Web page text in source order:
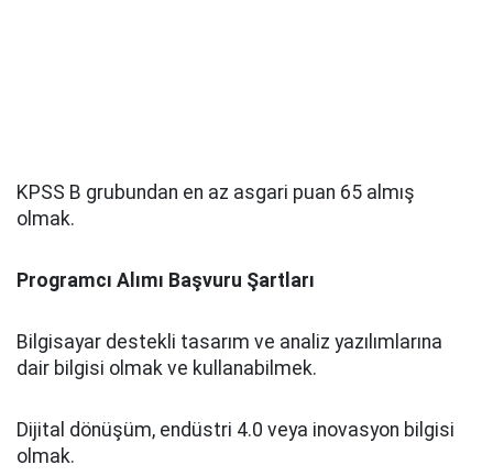
KPSS B grubundan en az asgari puan 65 almış
olmak.
Programcı Alımı Başvuru Şartları
Bilgisayar destekli tasarım ve analiz yazılımlarına
dair bilgisi olmak ve kullanabilmek.
Dijital dönüşüm, endüstri 4.0 veya inovasyon bilgisi
olmak.